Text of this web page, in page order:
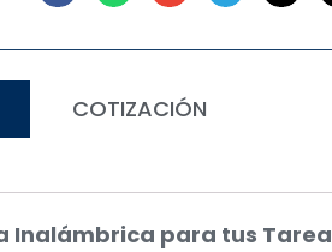
COTIZACIÓN
Inalámbrica para tus